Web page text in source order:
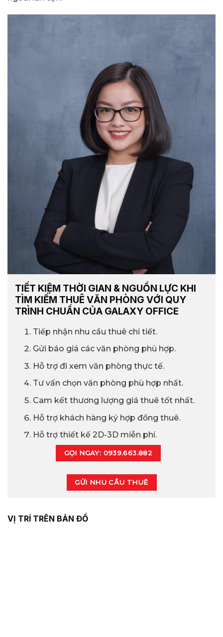
TIẾT KIỆM THỜI GIAN & NGUỒN LỰC KHI
TÌM KIẾM THUÊ VĂN PHÒNG VỚI QUY
TRÌNH CHUẨN CỦA GALAXY OFFICE
Tiếp nhận nhu cầu thuê chi tiết.
Gửi báo giá các văn phòng phù hợp.
Hỗ trợ đi xem văn phòng thực tế.
Tư vấn chọn văn phòng phù hợp nhất.
Cam kết thương lượng giá thuê tốt nhất.
Hỗ trợ khách hàng ký hợp đồng thuê.
Hỗ trợ thiết kế 2D-3D miễn phí.
GỌI NGAY: 0939.663.882
GỬI NHU CẦU THUÊ
VỊ TRÍ TRÊN BẢN ĐỒ